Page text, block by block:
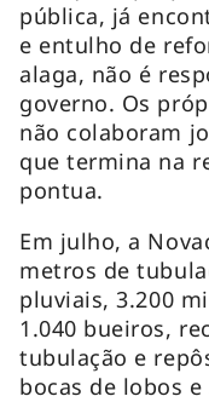
pública, já
e entulho de
alaga, não é
governo. Os
não colaboram
que termina na
pontua.
Em julho, a
metros de
pluviais, 3.200
1.040 bueiros,
tubulação e
bocas de lobos